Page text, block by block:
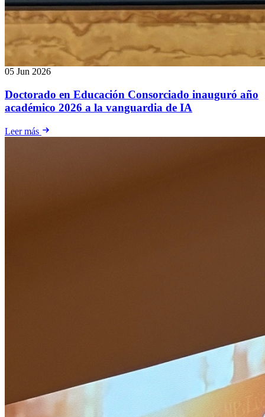
05 Jun 2026
Doctorado en Educación Consorciado inauguró año
académico 2026 a la vanguardia de IA
Leer más